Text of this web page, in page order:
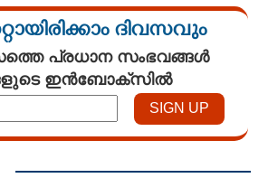
ദിവസവും
പ്രധാന സംഭവങ്ങൾ
ഇൻബോക്സിൽ